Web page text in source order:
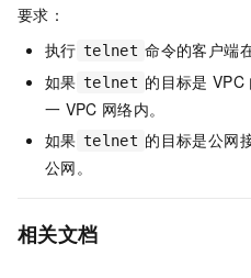
要求：
执行 telnet 命令的客户端
如果 telnet 的目标是 VPC
一 VPC 网络内。
如果 telnet 的目标是公网
公网。
相关文档